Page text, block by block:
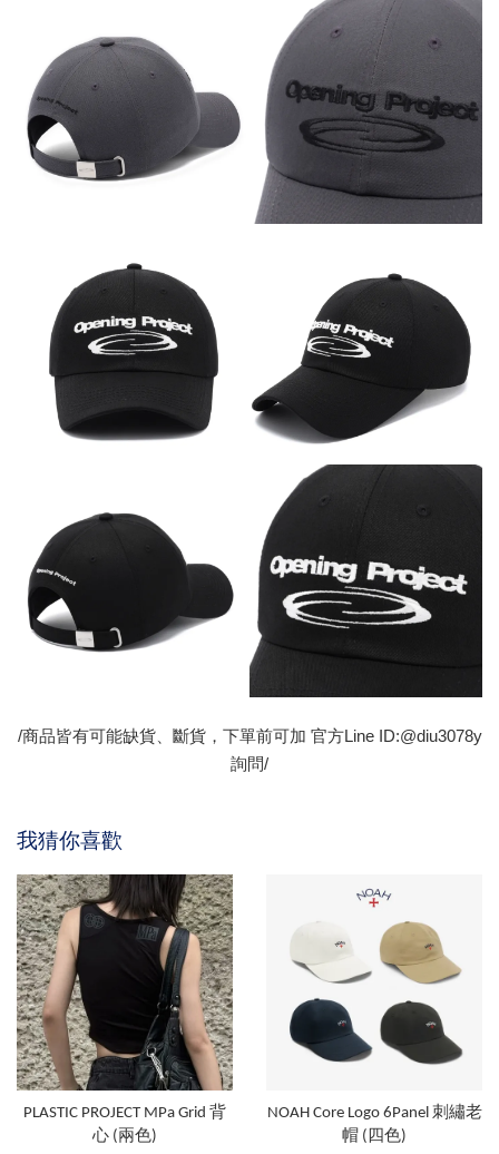
/商品皆有可能缺貨、斷貨，下單前可加 官方Line ID:@diu3078y
詢問/
我猜你喜歡
PLASTIC PROJECT MPa Grid 背
心 (兩色)
NOAH Core Logo 6Panel 刺繡老
帽 (四色)